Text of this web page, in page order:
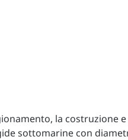
la costruzione
sottomarine con